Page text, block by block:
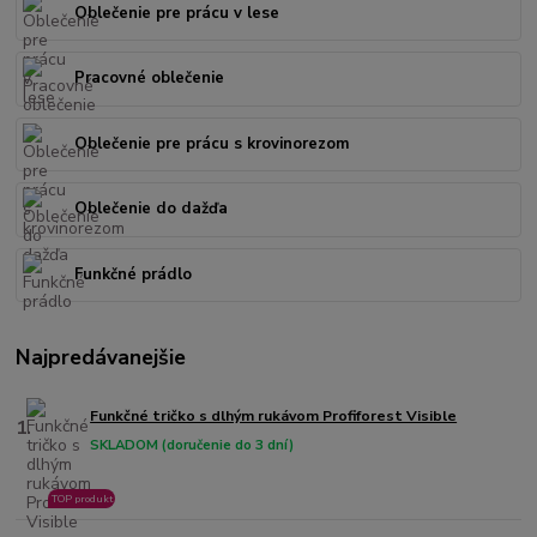
Oblečenie pre prácu v lese
Pracovné oblečenie
Oblečenie pre prácu s krovinorezom
Oblečenie do dažďa
Funkčné prádlo
Najpredávanejšie
1. Funkčné tričko s dlhým rukávom Profiforest Visible
SKLADOM (doručenie do 3 dní)
TOP produkt